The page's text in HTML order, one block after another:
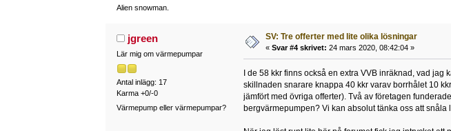
Alien snowman.
jgreen
Lär mig om värmepumpar
Antal inlägg: 17
Karma +0/-0
Värmepump eller värmepumpar?
SV: Tre offerter med lite olika lösningar
« Svar #4 skrivet: 24 mars 2020, 08:42:04 »
I de 58 kkr finns också en extra VVB inräknad, vad
skillnaden snarare knappa 40 kkr varav borrhålet 10
jämfört med övriga offerter). Två av företagen
bergvärmepumpen? Vi kan absolut tänka oss att